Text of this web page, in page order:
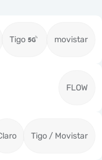
Tigo movistar
FLOW
Tigo / Movistar